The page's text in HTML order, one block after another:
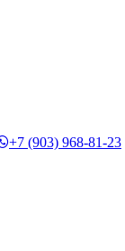
+7 (903) 968-81-23